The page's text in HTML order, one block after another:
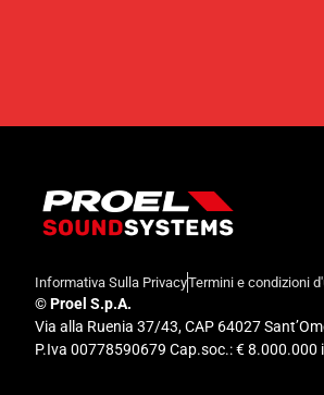
Informativa Sulla PrivacyTermini e condizioni
©Proel S.p.A.
Via alla Ruenia 37/43, CAP 64027
P.Iva 00778590679 Cap.soc.: € 8.000.000